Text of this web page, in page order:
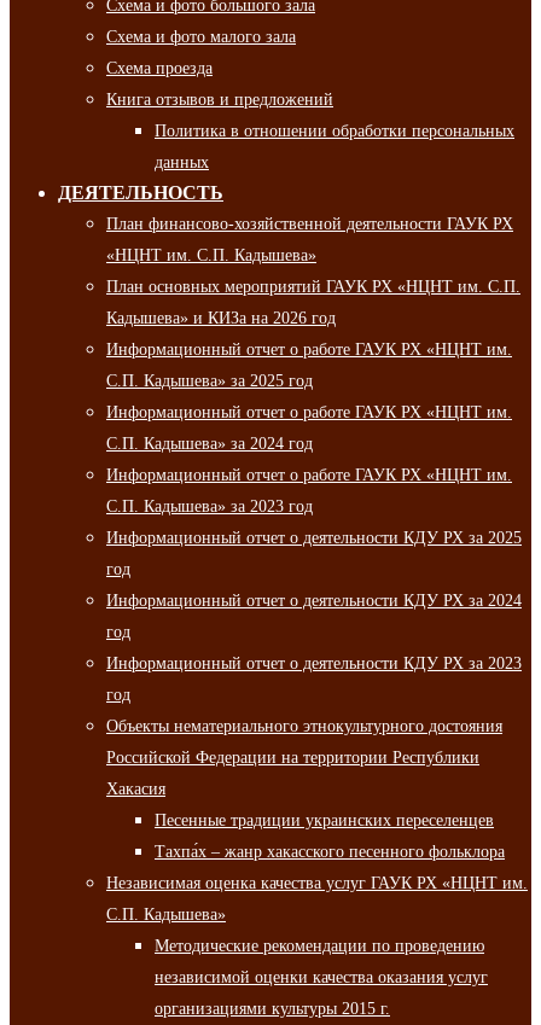
Схема и фото большого зала
Схема и фото малого зала
Схема проезда
Книга отзывов и предложений
Политика в отношении обработки персональных
данных
ДЕЯТЕЛЬНОСТЬ
План финансово-хозяйственной деятельности ГАУК РХ
«НЦНТ им. С.П. Кадышева»
План основных мероприятий ГАУК РХ «НЦНТ им. С.П.
Кадышева» и КИЗа на 2026 год
Информационный отчет о работе ГАУК РХ «НЦНТ им.
С.П. Кадышева» за 2025 год
Информационный отчет о работе ГАУК РХ «НЦНТ им.
С.П. Кадышева» за 2024 год
Информационный отчет о работе ГАУК РХ «НЦНТ им.
С.П. Кадышева» за 2023 год
Информационный отчет о деятельности КДУ РХ за 2025
год
Информационный отчет о деятельности КДУ РХ за 2024
год
Информационный отчет о деятельности КДУ РХ за 2023
год
Объекты нематериального этнокультурного достояния
Российской Федерации на территории Республики
Хакасия
Песенные традиции украинских переселенцев
Тахпа́х – жанр хакасского песенного фольклора
Независимая оценка качества услуг ГАУК РХ «НЦНТ им.
С.П. Кадышева»
Методические рекомендации по проведению
независимой оценки качества оказания услуг
организациями культуры 2015 г.